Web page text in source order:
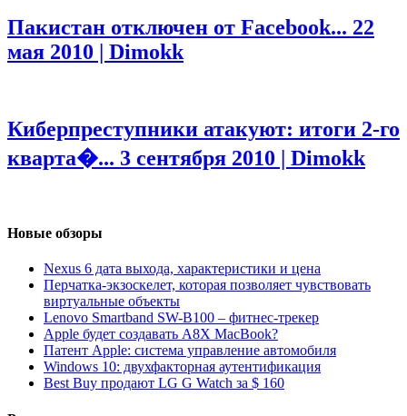
Пакистан отключен от Facebook... 22
мая 2010 | Dimokk
Киберпреступники атакуют: итоги 2-го
кварта�... 3 сентября 2010 | Dimokk
Новые обзоры
Nexus 6 дата выхода, характеристики и цена
Перчатка-экзоскелет, которая позволяет чувствовать
виртуальные объекты
Lenovo Smartband SW-B100 – фитнес-трекер
Apple будет создавать A8X MacBook?
Патент Apple: система управление автомобиля
Windows 10: двухфакторная аутентификация
Best Buy продают LG G Watch за $ 160